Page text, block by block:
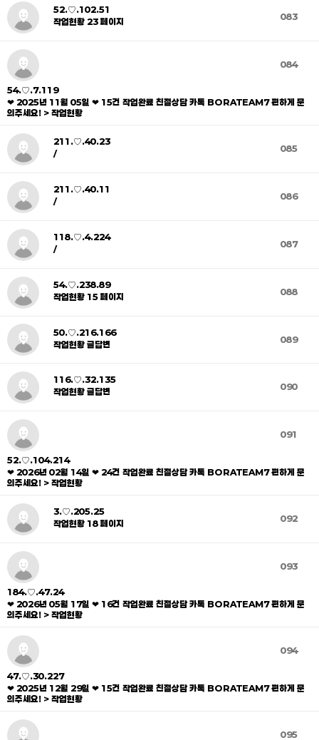
083
52.♡.102.51
작업현황 23 페이지
084
54.♡.7.119
❤ 2025년 11월 05일 ❤ 15건 작업완료 친절상담 카톡 BORATEAM7 편하게 문
의주세요! > 작업현황
085
211.♡.40.23
/
086
211.♡.40.11
/
087
118.♡.4.224
/
088
54.♡.238.89
작업현황 15 페이지
089
50.♡.216.166
작업현황 글답변
090
116.♡.32.135
작업현황 글답변
091
52.♡.104.214
❤ 2026년 02월 14일 ❤ 24건 작업완료 친절상담 카톡 BORATEAM7 편하게 문
의주세요! > 작업현황
092
3.♡.205.25
작업현황 18 페이지
093
184.♡.47.24
❤ 2026년 05월 17일 ❤ 16건 작업완료 친절상담 카톡 BORATEAM7 편하게 문
의주세요! > 작업현황
094
47.♡.30.227
❤ 2025년 12월 29일 ❤ 15건 작업완료 친절상담 카톡 BORATEAM7 편하게 문
의주세요! > 작업현황
095